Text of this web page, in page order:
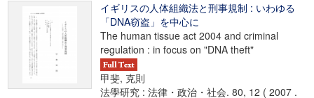
イギリスの人体組織法と刑事規制 : いわゆる
「DNA窃盗」を中心に
The human tissue act 2004 and criminal
regulation : in focus on "DNA theft"
甲斐, 克則
法學研究 : 法律・政治・社会. 80, 12 ( 2007 .